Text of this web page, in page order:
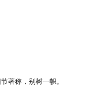
著称，别树一帜。